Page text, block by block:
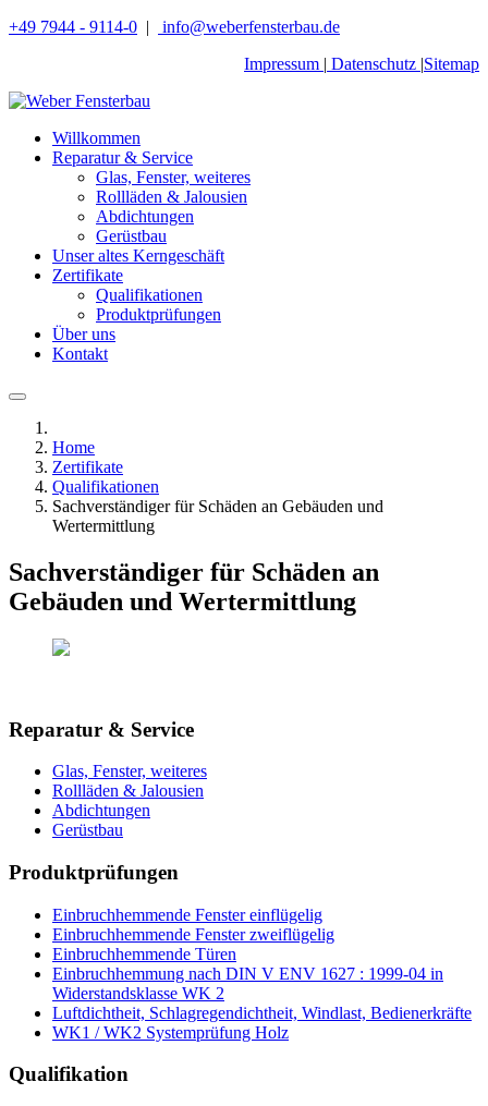
+49 7944 - 9114-0 |
info@weberfensterbau.de
Impressum | Datenschutz |Sitemap
Willkommen
Reparatur & Service
Glas, Fenster, weiteres
Rollläden & Jalousien
Abdichtungen
Gerüstbau
Unser altes Kerngeschäft
Zertifikate
Qualifikationen
Produktprüfungen
Über uns
Kontakt
Home
Zertifikate
Qualifikationen
Sachverständiger für Schäden an Gebäuden und
Wertermittlung
Sachverständiger für Schäden an
Gebäuden und Wertermittlung
Reparatur & Service
Glas, Fenster, weiteres
Rollläden & Jalousien
Abdichtungen
Gerüstbau
Produktprüfungen
Einbruchhemmende Fenster einflügelig
Einbruchhemmende Fenster zweiflügelig
Einbruchhemmende Türen
Einbruchhemmung nach DIN V ENV 1627 : 1999-04 in
Widerstandsklasse WK 2
Luftdichtheit, Schlagregendichtheit, Windlast, Bedienerkräfte
WK1 / WK2 Systemprüfung Holz
Qualifikation